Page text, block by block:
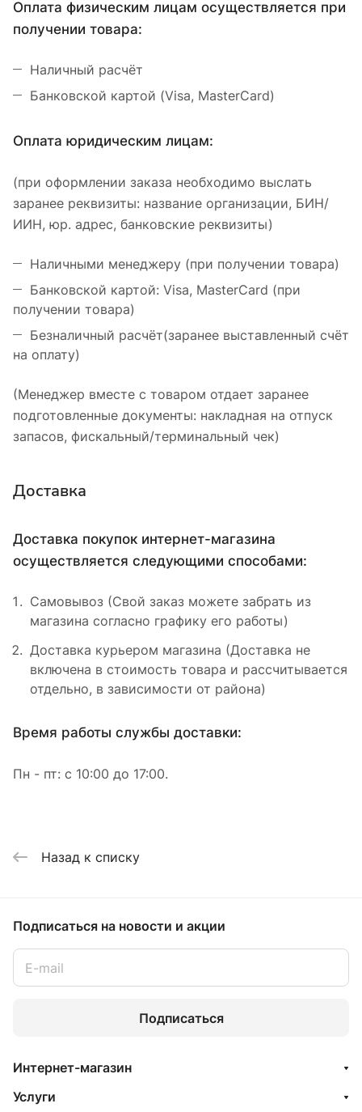
Оплата физическим лицам осуществляется при
получении товара:
Наличный расчёт
Банковской картой (Visa, MasterCard)
Оплата юридическим лицам:
(при оформлении заказа необходимо выслать
заранее реквизиты: название организации, БИН/
ИИН, юр. адрес, банковские реквизиты)
Наличными менеджеру (при получении товара)
Банковской картой: Visa, MasterCard (при
получении товара)
Безналичный расчёт(заранее выставленный счёт
на оплату)
(Менеджер вместе с товаром отдает заранее
подготовленные документы: накладная на отпуск
запасов, фискальный/терминальный чек)
Доставка
Доставка покупок интернет-магазина
осуществляется следующими способами:
Самовывоз (Свой заказ можете забрать из
магазина согласно графику его работы)
Доставка курьером магазина (Доставка не
включена в стоимость товара и рассчитывается
отдельно, в зависимости от района)
Время работы службы доставки:
Пн - пт: с 10:00 до 17:00.
Назад к списку
Подписаться на новости и акции
Подписаться
Интернет-магазин
Услуги